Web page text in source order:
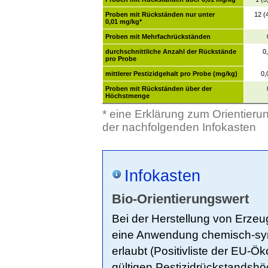
Proben mit Rückständen nur unter
0,01 mg/kg*
12
Proben mit Mehrfachrückständen
durchschnittliche Anzahl der Rückstände
pro Probe
mittlerer Pestizidgehalt pro Probe (mg/kg)
Proben mit Rückständen über der
Höchstmenge
* eine Erklärung zum
der nachfolgenden Infokasten
Infokasten
Bio-Orientierungswert
Bei der Herstellung von
eine Anwendung chemisch-
erlaubt (Positivliste der EU-